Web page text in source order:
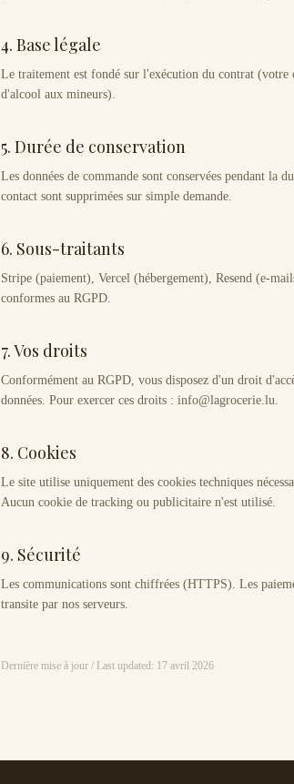
4. Base légale
Le traitement est fondé sur l'exécution du contrat
d'alcool aux mineurs).
5. Durée de conservation
Les données de commande sont conservées pendant la
contact sont supprimées sur simple demande.
6. Sous-traitants
Stripe (paiement), Vercel (hébergement), Resend (e-
conformes au RGPD.
7. Vos droits
Conformément au RGPD, vous disposez d'un droit
données. Pour exercer ces droits : info@lagrocerie.lu.
8. Cookies
Le site utilise uniquement des cookies techniques
Aucun cookie de tracking ou publicitaire n'est utilisé.
9. Sécurité
Les communications sont chiffrées (HTTPS). Les
transite par nos serveurs.
Dernière mise à jour / Last updated: 17 avril 2026